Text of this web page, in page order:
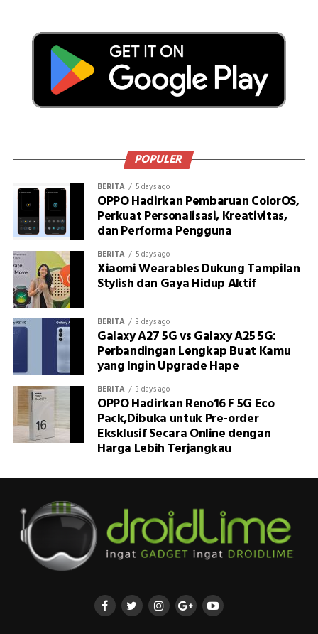
POPULER
BERITA 5 days ago
OPPO Hadirkan Pembaruan ColorOS,
Perkuat Personalisasi, Kreativitas,
dan Performa Pengguna
BERITA 5 days ago
Xiaomi Wearables Dukung Tampilan
Stylish dan Gaya Hidup Aktif
BERITA 3 days ago
Galaxy A27 5G vs Galaxy A25 5G:
Perbandingan Lengkap Buat Kamu
yang Ingin Upgrade Hape
BERITA 3 days ago
OPPO Hadirkan Reno16 F 5G Eco
Pack,Dibuka untuk Pre-order
Eksklusif Secara Online dengan
Harga Lebih Terjangkau